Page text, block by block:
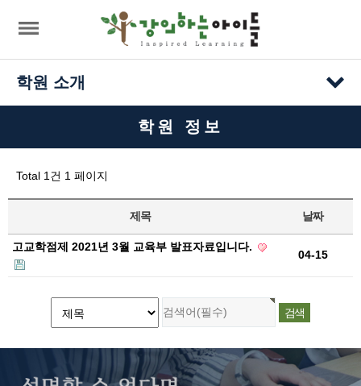
학원 소개
학원 정보
Total 1건 1 페이지
제목 날짜
고교학점제 2021년 3월 교육부 발표자료입니다.
04-15